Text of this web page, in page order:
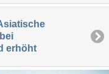
erhöht